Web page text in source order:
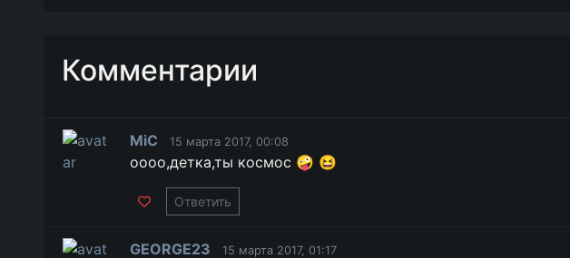
Комментарии
MiC 15 марта 2017, 00:08
оооо,детка,ты космос 🤪 😆
Ответить
GEORGE23 15 марта 2017, 01:17